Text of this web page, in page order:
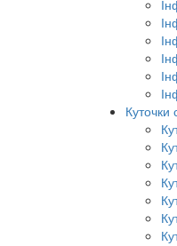
Куточки